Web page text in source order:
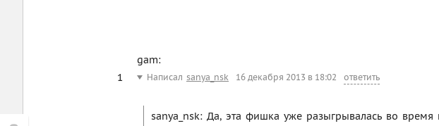
gam:
1
Написал sanya_nsk 16 декабря 2013 в 18:02 ответить
sanya_nsk: Да, эта фишка уже разыгрывалась во